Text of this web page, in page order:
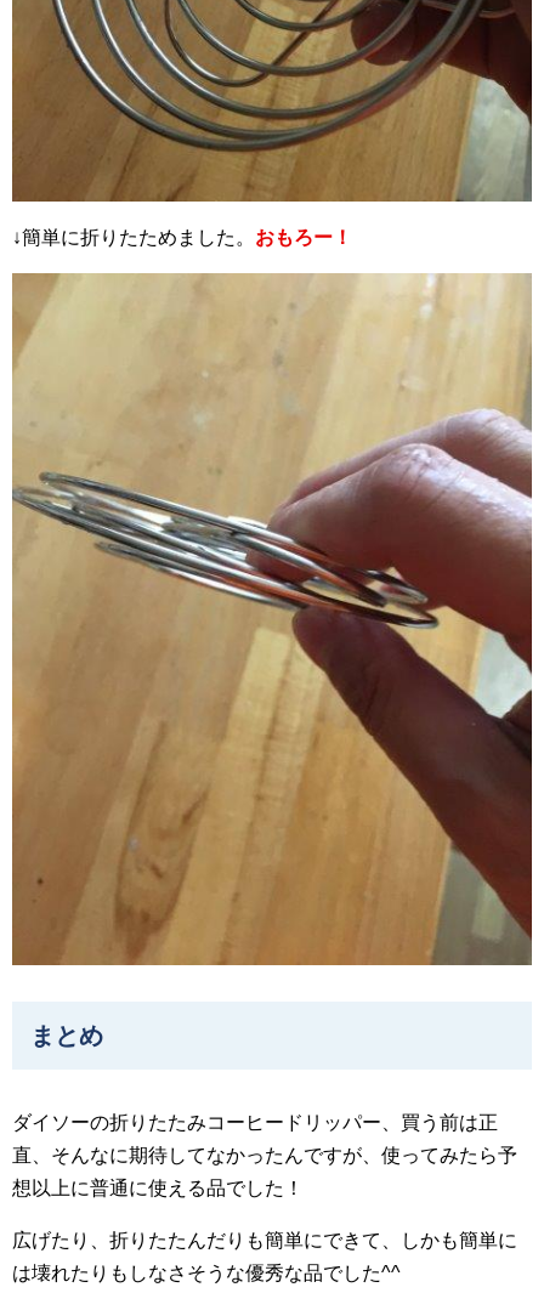
↓簡単に折りたためました。 おもろー！
まとめ
ダイソーの折りたたみコーヒードリッパー、買う前は正
直、そんなに期待してなかったんですが、使ってみたら予
想以上に普通に使える品でした！
広げたり、折りたたんだりも簡単にできて、しかも簡単に
は壊れたりもしなさそうな優秀な品でした^^